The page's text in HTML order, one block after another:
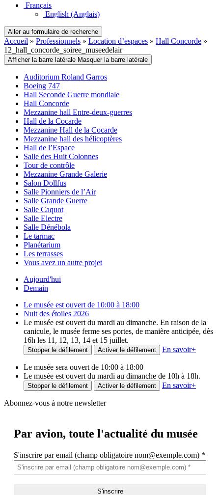
Français
English (Anglais)
Aller au formulaire de recherche
Accueil » Professionnels » Location d’espaces » Hall Concorde »
12_hall_concorde_soiree_museedelair
Afficher la barre latérale Masquer la barre latérale
Auditorium Roland Garros
Boeing 747
Hall Seconde Guerre mondiale
Hall Concorde
Mezzanine hall Entre-deux-guerres
Hall de la Cocarde
Mezzanine Hall de la Cocarde
Mezzanine hall des hélicoptères
Hall de l’Espace
Salle des Huit Colonnes
Tour de contrôle
Mezzanine Grande Galerie
Salon Dollfus
Salle Pionniers de l’Air
Salle Grande Guerre
Salle Caquot
Salle Electre
Salle Dénébola
Le tarmac
Planétarium
Les terrasses
Vous avez un autre projet
Aujourd'hui
Demain
Le musée est ouvert de 10:00 à 18:00
Nuit des étoiles 2026
Le musée est ouvert du mardi au dimanche. En raison de la
canicule, le musée ferme ses portes, de manière anticipée, dès
16h les 11, 12, 13, 14 et 15 juillet.
Stopper le défilement Activer le défilement En savoir+
Le musée sera ouvert de 10:00 à 18:00
Le musée est ouvert du mardi au dimanche de 10h à 18h.
Stopper le défilement Activer le défilement En savoir+
Abonnez-vous à notre newsletter
Par avion, toute l'actualité du musée
S'inscrire par email (champ obligatoire nom@exemple.com) *